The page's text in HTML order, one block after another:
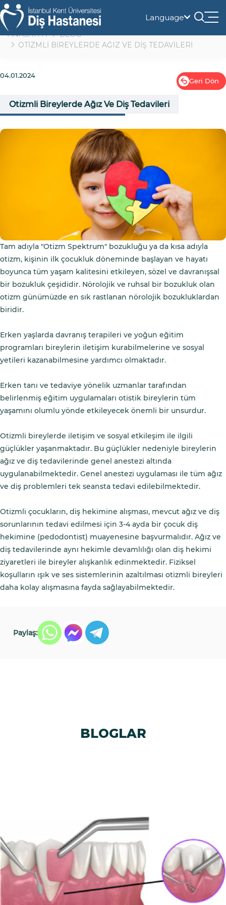
Language
ANASAYFA
BLOG
OTİZMLİ BİREYLERDE AĞIZ VE DİŞ TEDAVİLERİ
04.01.2024
Geri Dön
Otizmli Bireylerde Ağız Ve Diş Tedavileri
Tam adıyla "Otizm Spektrum" bozukluğu ya da kısa adıyla
otizm, kişinin ilk çocukluk döneminde başlayan ve hayatı
boyunca tüm yaşam kalitesini etkileyen, sözel ve davranışsal
bir bozukluk çeşididir. Nörolojik ve ruhsal bir bozukluk olan
otizm günümüzde en sık rastlanan nörolojik bozukluklardan
biridir.
Erken yaşlarda davranış terapileri ve yoğun eğitim
programları bireylerin iletişim kurabilmelerine ve sosyal
yetileri kazanabilmesine yardımcı olmaktadır.
Erken tanı ve tedaviye yönelik uzmanlar tarafından
belirlenmiş eğitim uygulamaları otistik bireylerin tüm
yaşamını olumlu yönde etkileyecek önemli bir unsurdur.
Otizmli bireylerde iletişim ve sosyal etkileşim ile ilgili
güçlükler yaşanmaktadır. Bu güçlükler nedeniyle bireylerin
ağız ve diş tedavilerinde genel anestezi altında
uygulanabilmektedir. Genel anestezi uygulaması ile tüm ağız
ve diş problemleri tek seansta tedavi edilebilmektedir.
Otizmli çocukların, diş hekimine alışması, mevcut ağız ve diş
sorunlarının tedavi edilmesi için 3-4 ayda bir çocuk diş
hekimine (pedodontist) muayenesine başvurmalıdır. Ağız ve
diş tedavilerinde aynı hekimle devamlılığı olan diş hekimi
ziyaretleri ile bireyler alışkanlık edinmektedir. Fiziksel
koşulların ışık ve ses sistemlerinin azaltılması otizmli bireyleri
daha kolay alışmasına fayda sağlayabilmektedir.
Paylaş:
BLOGLAR